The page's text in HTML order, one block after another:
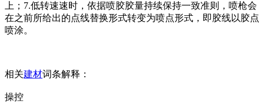
上；7.低转速速时，依据喷胶胶量持续保持一致准则，喷枪会
在之前所给出的点线替换形式转变为喷点形式，即胶线以胶点
喷涂。
相关建材词条解释：
操控